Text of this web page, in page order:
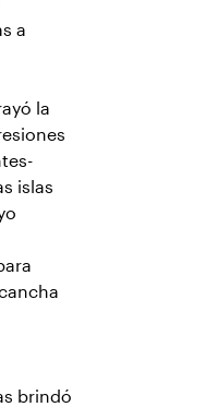
a
la
islas
brindó